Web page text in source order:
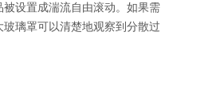
设置成湍流自由滚动。如果需
璃罩可以清楚地观察到分散过